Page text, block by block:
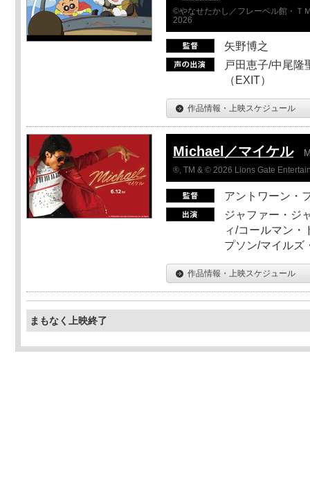
©やなせたかし／フレーベル館・Ｔ
2026
矢野博之
戸田恵子/中尾隆
（EXIT）
作品情報・上映スケジュール
Michael／マイケル
®, TM & © 2026 Lions Gate
アントワーン・
ジャファー・ジ
ィ/コールマン・
プソン/マイルズ
作品情報・上映スケジュール
まもなく上映終了